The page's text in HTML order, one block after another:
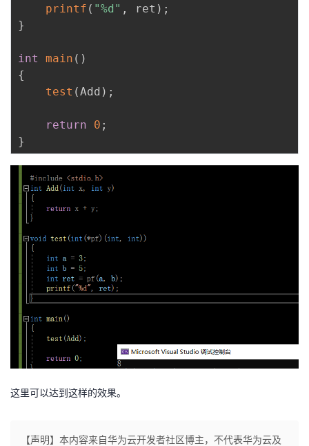
printf ( "%d" , ret ) ;
}
int main ( )
{
test (Add ) ;
return 0 ;
}
这里可以达到这样的效果。
【声明】本内容来自华为云开发者社区博主，不代表华为云及